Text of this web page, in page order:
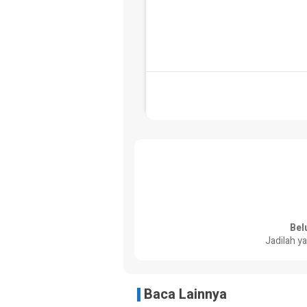
Jadilah
Baca Lainnya